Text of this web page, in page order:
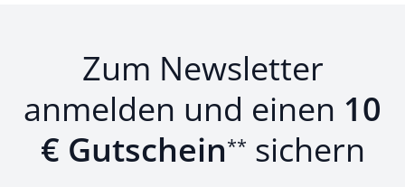
Zum Newsletter
anmelden und einen 10
€ Gutschein** sichern